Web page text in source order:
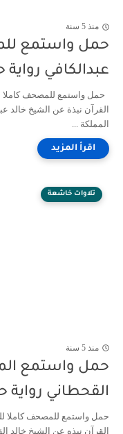
منذ 5 سنة
حمل واستمع
عبدالكافي
حمل واستمع للمصحف كاملا
القرآن نبذة عن الشيخ خالد
المملكة ...
تلاوات خاشعة
منذ 5 سنة
حمل واستمع
القحطاني
حمل واستمع للمصحف كاملا
القرآن نبذه عن الشيخ خالد